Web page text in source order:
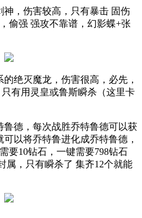
神，伤害较高，只有暴击 固伤
偷强 强攻不靠谱，幻影蝶+张
绝灭魔龙，伤害很高，必先，
有用灵皇或鲁斯瞬杀（这里卡
鲁德，每次战胜乔特鲁德可以获
以将乔特鲁进化成乔特鲁德，
要10钻石，一键需要798钻石
属，只有瞬杀了 集齐12个就能